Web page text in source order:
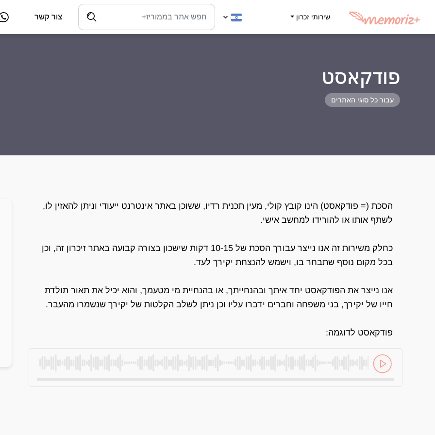
שירותי זכרון צור קשר
פודקאסט
עבור כל סוגי האתרים
הסכת (= פודקאסט) הינו קובץ קולי, מעין תכנית רדיו, ששוכן באתר אינטרנט ייעודי וניתן להאזין לו,
לשתף אותו או להורידו למחשב אישי.
כחלק משירות זה אנו נייצר עבורך הסכת של 10-15 דקות שישכון בצורה קבועה באתר זיכרון זה, וכן
בכל מקום נוסף שתבחר בו, וישמש להנצחת יקירך לעד.
אנו נייצר את הפודקאסט יחד איתך ובהנחייתך, או בהנחיית מי מטעמך, והוא יכיל את תאור תולדת
חייו של יקירך, בני משפחה וחברים ידברו עליו וכן ניתן לשלב הקלטות של יקירך שנשמרו מהעבר.
פודקאסט לדוגמה: